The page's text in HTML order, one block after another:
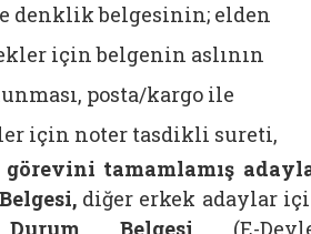
denklik belgesinin; elden
için belgenin aslının
posta/kargo ile
için noter tasdikli sureti,
tamamlamış
diğer erkek adaylar
Belgesi (E-